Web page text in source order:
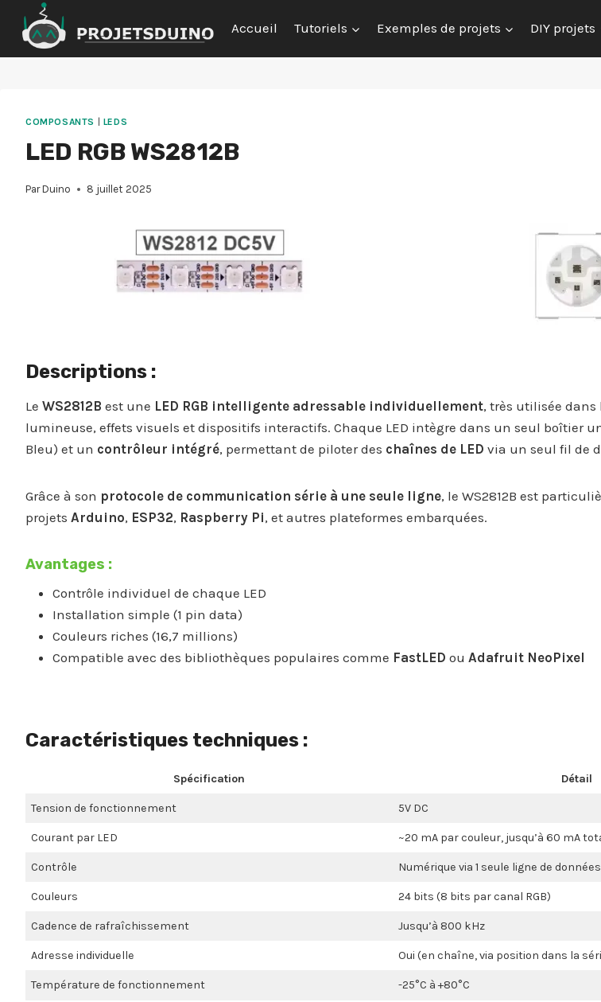
contenu
Accueil Tutoriels Exemples de projets DIY projets
COMPOSANTS | LEDS
LED RGB WS2812B
Par Duino 8 juillet 2025
Descriptions :
Le WS2812B est une LED RGB intelligente adressable individuellement, très utilisée dans
lumineuse, effets visuels et dispositifs interactifs. Chaque LED intègre dans un seul boîtier
Bleu) et un contrôleur intégré, permettant de piloter des chaînes de LED via un seul fil de
Grâce à son protocole de communication série à une seule ligne, le WS2812B est
projets Arduino, ESP32, Raspberry Pi, et autres plateformes embarquées.
Avantages :
Contrôle individuel de chaque LED
Installation simple (1 pin data)
Couleurs riches (16,7 millions)
Compatible avec des bibliothèques populaires comme FastLED ou Adafruit NeoPixel
Caractéristiques techniques :
Spécification Détail
Tension de fonctionnement 5V DC
Courant par LED ~20 mA par couleur, jusqu’à 60 mA
Contrôle Numérique via 1 seule ligne de données
Couleurs 24 bits (8 bits par canal RGB)
Cadence de rafraîchissement Jusqu’à 800 kHz
Adresse individuelle Oui (en chaîne, via position dans la
Température de fonctionnement -25°C à +80°C